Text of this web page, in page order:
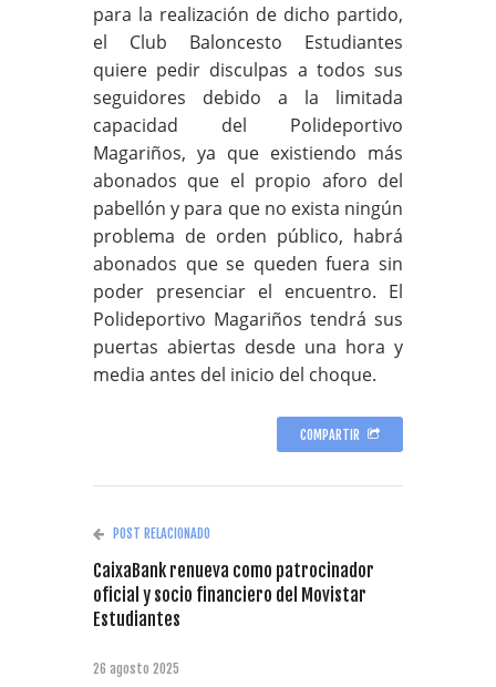
para la realización de dicho partido,
el Club Baloncesto Estudiantes
quiere pedir disculpas a todos sus
seguidores debido a la limitada
capacidad del Polideportivo
Magariños, ya que existiendo más
abonados que el propio aforo del
pabellón y para que no exista ningún
problema de orden público, habrá
abonados que se queden fuera sin
poder presenciar el encuentro. El
Polideportivo Magariños tendrá sus
puertas abiertas desde una hora y
media antes del inicio del choque.
COMPARTIR
POST RELACIONADO
CaixaBank renueva como patrocinador
oficial y socio financiero del Movistar
Estudiantes
26 agosto 2025